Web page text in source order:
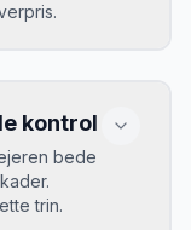
uden
2023
mig 8.000
altid
brændstof,
kontrol
bede
trin.